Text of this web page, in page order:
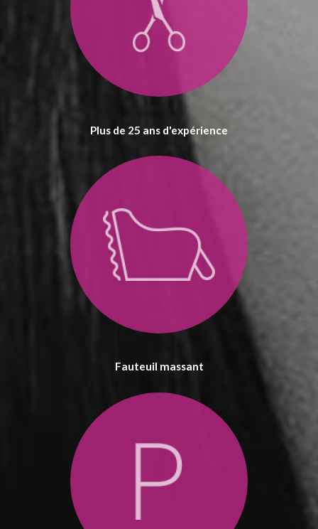
Plus de 25 ans d'expérience
Fauteuil massant